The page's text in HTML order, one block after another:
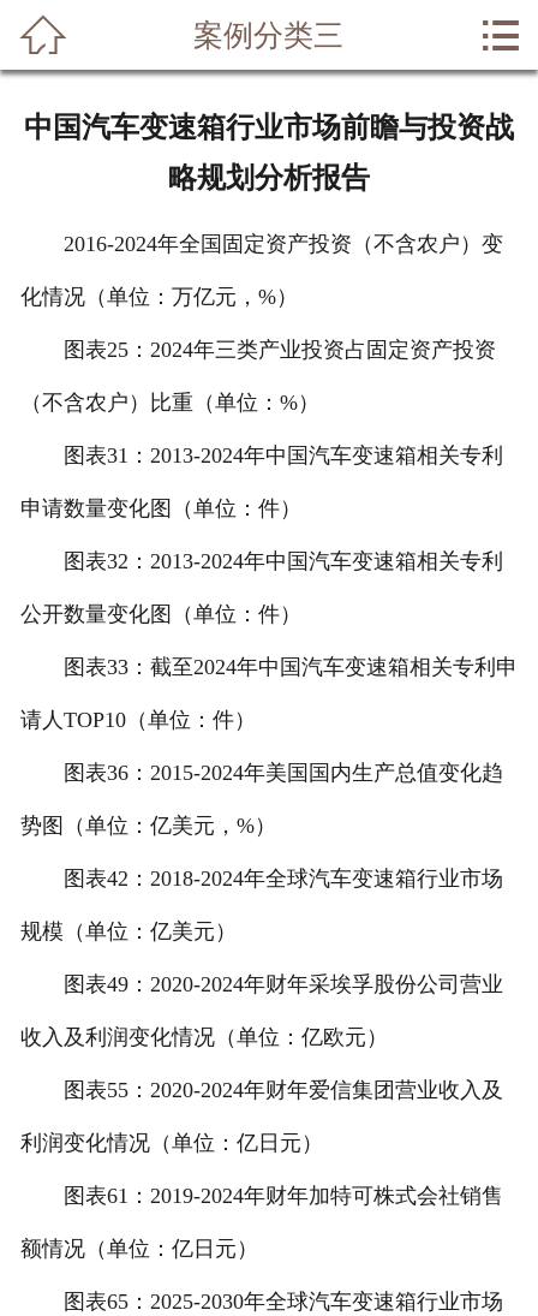
法律常识
在线留言
 案例分类三 
中国汽车变速箱行业市场前瞻与投资战
略规划分析报告
2016-2024年全国固定资产投资（不含农户）变
化情况（单位：万亿元，%）
图表25：2024年三类产业投资占固定资产投资
（不含农户）比重（单位：%）
图表31：2013-2024年中国汽车变速箱相关专利
申请数量变化图（单位：件）
图表32：2013-2024年中国汽车变速箱相关专利
公开数量变化图（单位：件）
图表33：截至2024年中国汽车变速箱相关专利申
请人TOP10（单位：件）
图表36：2015-2024年美国国内生产总值变化趋
势图（单位：亿美元，%）
图表42：2018-2024年全球汽车变速箱行业市场
规模（单位：亿美元）
图表49：2020-2024年财年采埃孚股份公司营业
收入及利润变化情况（单位：亿欧元）
图表55：2020-2024年财年爱信集团营业收入及
利润变化情况（单位：亿日元）
图表61：2019-2024年财年加特可株式会社销售
额情况（单位：亿日元）
图表65：2025-2030年全球汽车变速箱行业市场